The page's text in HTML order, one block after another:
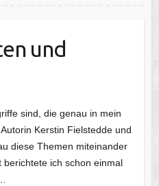
und
sind, die genau in mein
Kerstin Fielstedde und
diese Themen miteinander
ich schon einmal